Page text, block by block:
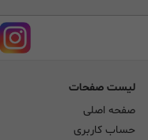
لیست صفحات
صفحه اصلی
حساب کاربری